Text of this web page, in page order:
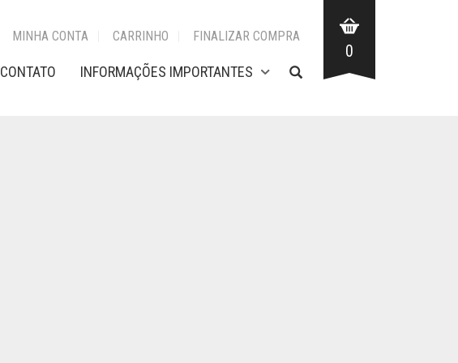
MINHA CONTA CARRINHO FINALIZAR COMPRA
CONTATO INFORMAÇÕES IMPORTANTES
0